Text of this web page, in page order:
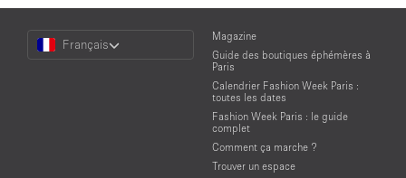
Choose
Language
Français
Magazine
Guide des boutiques éphémères à
Paris
Calendrier Fashion Week Paris :
toutes les dates
Fashion Week Paris : le guide
complet
Comment ça marche ?
Trouver un espace